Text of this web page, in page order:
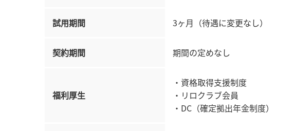
試用期間 3ヶ月（待遇に変更なし）
契約期間 期間の定めなし
福利厚生
・資格取得支援制度
・リロクラブ会員
・DC（確定拠出年金制度）